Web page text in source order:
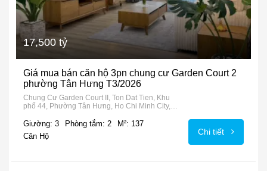
17,500 tỷ
Giá mua bán căn hộ 3pn chung cư Garden Court 2
phường Tân Hưng T3/2026
Chung Cư Garden Court II, Ton Dat Tien, Khu
phố 44, Phường Tân Hưng, Ho Chi Minh City,
Giường: 3 Phòng tắm: 2
M²: 137
Căn Hộ
Chi tiết